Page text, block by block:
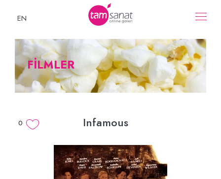
FİLMLER
0 Infamous
EN